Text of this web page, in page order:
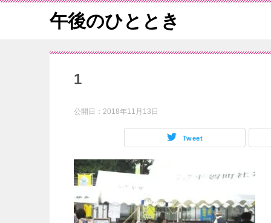
午後のひととき
1
公開日： 2018年11月13日
Tweet